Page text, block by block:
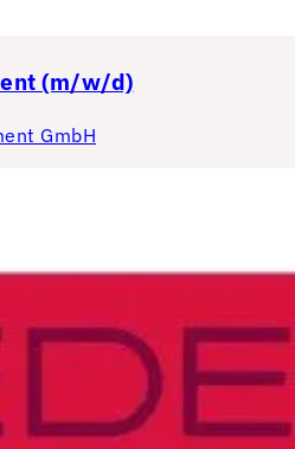
(m/w/d)
GmbH